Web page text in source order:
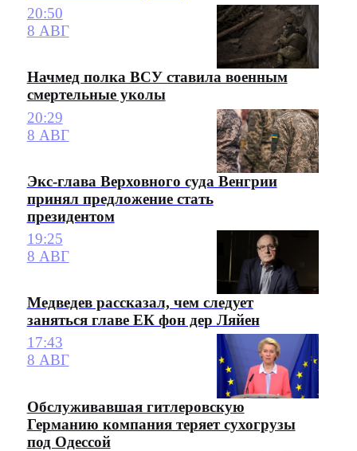
20:50
8 АВГ
Начмед полка ВСУ ставила военным
смертельные уколы
20:29
8 АВГ
Экс-глава Верховного суда Венгрии
принял предложение стать
президентом
19:25
8 АВГ
Медведев рассказал, чем следует
заняться главе ЕК фон дер Ляйен
17:43
8 АВГ
Обслуживавшая гитлеровскую
Германию компания теряет сухогрузы
под Одессой